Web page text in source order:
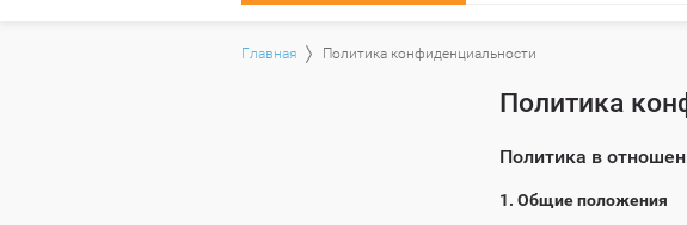
Главная Политика конфиденциальности
Политика
Политика в
1. Общие положения